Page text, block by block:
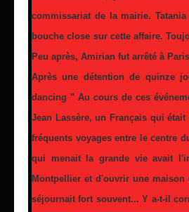
commissariat de la mairie.
bouche close sur cette affaire.
Peu après, Amirian fut arrêté à
Après une détention de quinze
dancing " Au cours de ces
Jean Lassère, un Français qui
fréquents voyages entre le centre
qui menait la grande vie avait
Montpellier et d'ouvrir une
séjournait fort souvent... Y a-t-il